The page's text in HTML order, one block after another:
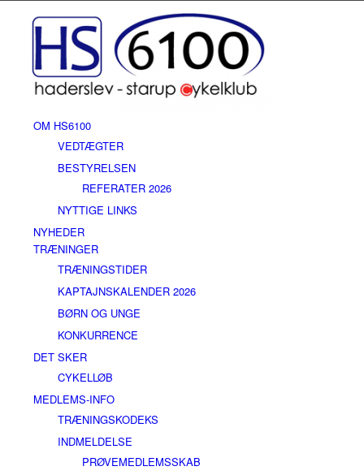
OM HS6100
VEDTÆGTER
BESTYRELSEN
REFERATER 2026
NYTTIGE LINKS
NYHEDER
TRÆNINGER
TRÆNINGSTIDER
KAPTAJNSKALENDER 2026
BØRN OG UNGE
KONKURRENCE
DET SKER
CYKELLØB
MEDLEMS-INFO
TRÆNINGSKODEKS
INDMELDELSE
PRØVEMEDLEMSSKAB